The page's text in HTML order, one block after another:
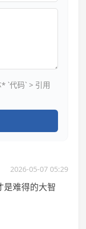
`代码` > 引用
2026-05-07 05:29
是难得的大智